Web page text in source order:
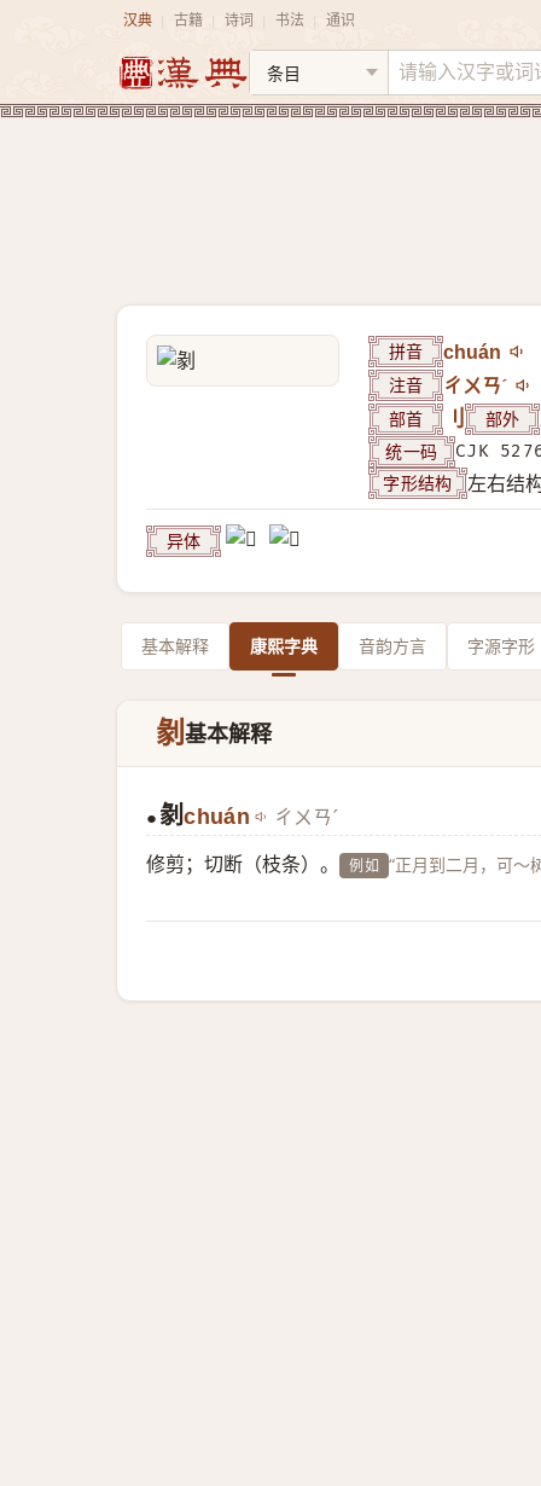
汉典 古籍 诗词 书法 通识
拼音 chuán
注音 ㄔㄨㄢˊ
部首 刂 部外
统一码 CJK
字形结构 左右结
异体
基本解释 康熙字典 音韵方言 字源字形
剶 基本解释
● 剶chuán ㄔㄨㄢˊ
修剪；切断（枝条）。 例如 “正月到二月，可～